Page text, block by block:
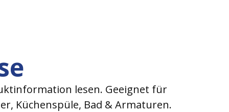
lesen. Geeignet für
Küchenspüle, Bad & Armaturen.